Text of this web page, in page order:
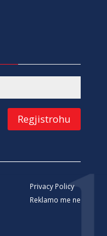
Regjistrohu
Privacy Policy
Reklamo me ne